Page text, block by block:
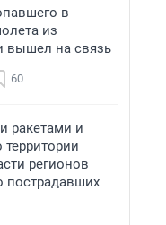
в
из
вышел на связь
60
ракетами и
регионов
пострадавших